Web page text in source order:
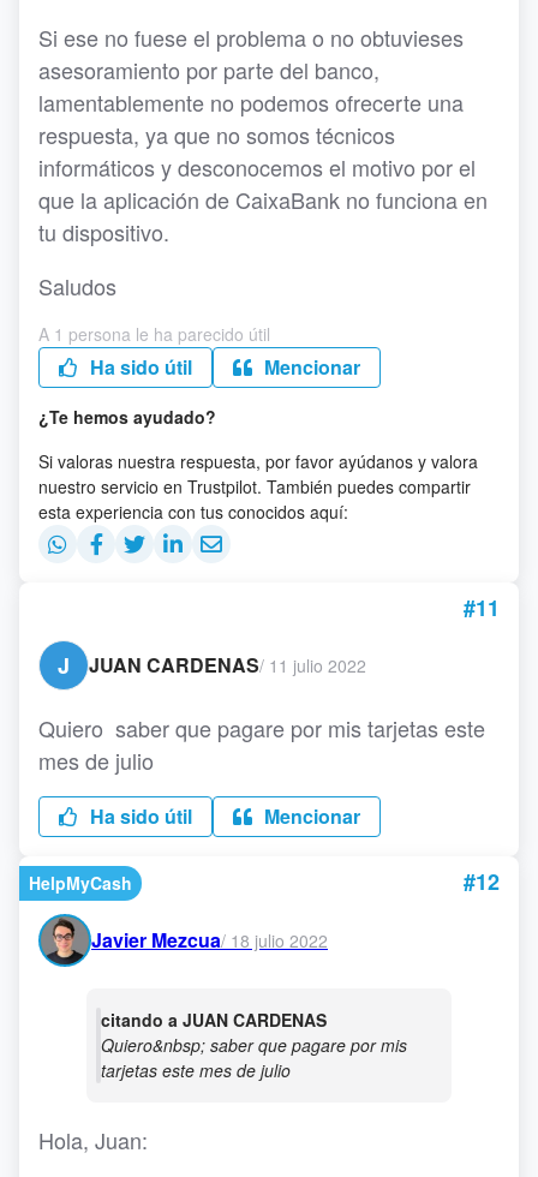
Si ese no fuese el problema o no obtuvieses
asesoramiento por parte del banco,
lamentablemente no podemos ofrecerte una
respuesta, ya que no somos técnicos
informáticos y desconocemos el motivo por el
que la aplicación de CaixaBank no funciona en
tu dispositivo.
Saludos
A 1 persona le ha parecido útil
Ha sido útil Mencionar
¿Te hemos ayudado?
Si valoras nuestra respuesta, por favor ayúdanos y valora
nuestro servicio en Trustpilot. También puedes compartir
esta experiencia con tus conocidos aquí:
#11
J
JUAN CARDENAS/ 11 julio 2022
Quiero saber que pagare por mis tarjetas este
mes de julio
Ha sido útil Mencionar
HelpMyCash #12
Javier Mezcua/ 18 julio 2022
citando a JUAN CARDENAS
Quiero&nbsp; saber que pagare por mis
tarjetas este mes de julio
Hola, Juan: